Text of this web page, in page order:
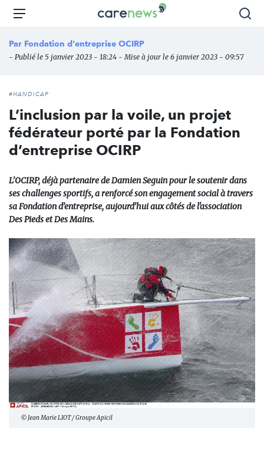
Aller
principal
Carenews,
média
des
Menu
Par Fondation d'entreprise OCIRP
- Publié le 5 janvier 2023 - 18:24 - Mise à jour le 6 janvier 2023 - 09:57
#HANDICAP
L’inclusion par la voile, un projet
fédérateur porté par la Fondation
d’entreprise OCIRP
L’OCIRP, déjà partenaire de Damien Seguin pour le soutenir dans
ses challenges sportifs, a renforcé son engagement social à travers
sa Fondation d’entreprise, aujourd’hui aux côtés de l'association
Des Pieds et Des Mains.
© Jean Marie LIOT / Groupe Apicil